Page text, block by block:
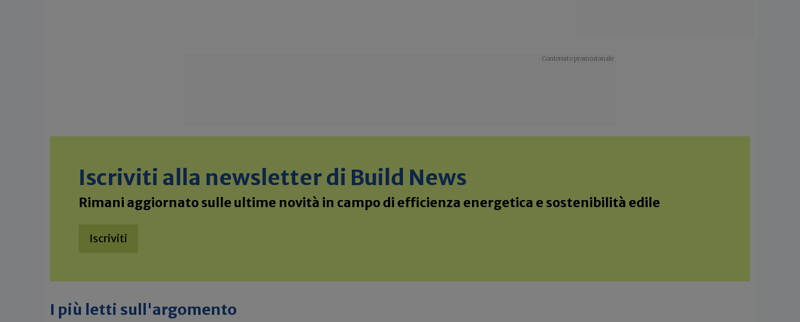
Iscriviti alla newsletter di Build News
Rimani aggiornato sulle ultime novità in campo di efficienza energetica e sostenibilità edile
Iscriviti
I più letti sull'argomento